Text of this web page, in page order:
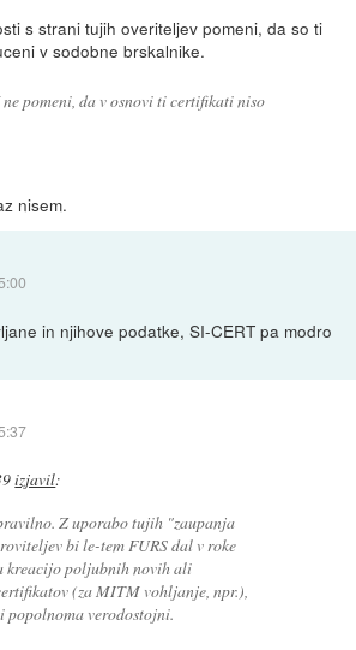
s strani tujih overiteljev pomeni, da so ti
v sodobne brskalnike.
ne pomeni, da v osnovi ti certifikati niso
nisem.
in njihove podatke, SI-CERT pa modro
izjavil:
Z uporabo tujih "zaupanja
bi le-tem FURS dal v roke
kreacijo poljubnih novih ali
(za MITM vohljanje, npr.),
popolnoma verodostojni.